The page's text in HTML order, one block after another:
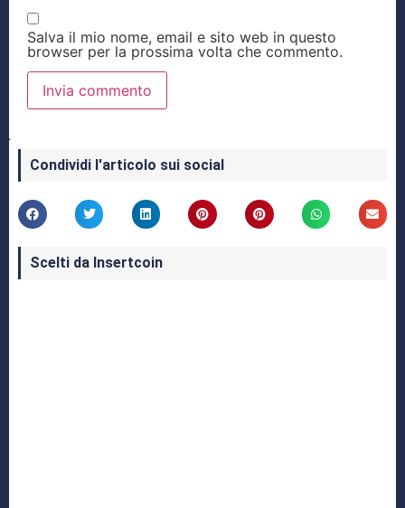
Salva il mio nome, email e sito web in questo
browser per la prossima volta che commento.
Condividi l'articolo sui social
Scelti da Insertcoin